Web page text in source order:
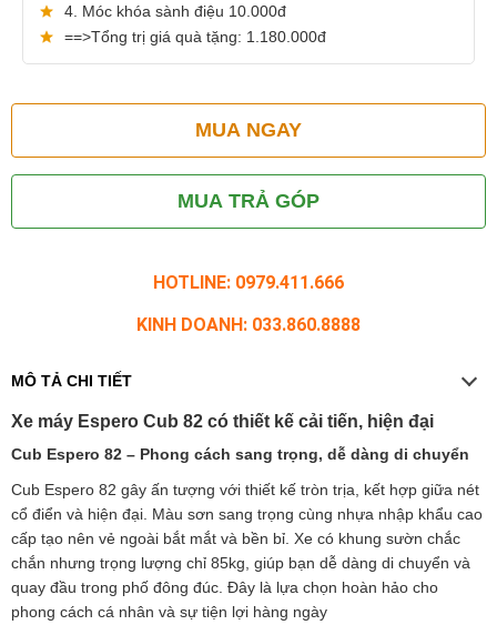
4. Móc khóa sành điệu 10.000đ
==>Tổng trị giá quà tặng: 1.180.000đ
MUA NGAY
MUA TRẢ GÓP
HOTLINE: 0979.411.666
KINH DOANH: 033.860.8888
MÔ TẢ CHI TIẾT
Xe máy Espero Cub 82 có thiết kế cải tiến, hiện đại
Cub Espero 82 – Phong cách sang trọng, dễ dàng di chuyển
Cub Espero 82 gây ấn tượng với thiết kế tròn trịa, kết hợp giữa nét
cổ điển và hiện đại. Màu sơn sang trọng cùng nhựa nhập khẩu cao
cấp tạo nên vẻ ngoài bắt mắt và bền bỉ. Xe có khung sườn chắc
chắn nhưng trọng lượng chỉ 85kg, giúp bạn dễ dàng di chuyển và
quay đầu trong phố đông đúc. Đây là lựa chọn hoàn hảo cho
phong cách cá nhân và sự tiện lợi hàng ngày